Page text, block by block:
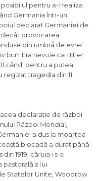
pentru a-l realiza.
Germania într-un
declarat Germaniei de
decât provocarea
din umbrã de evrei
bun. Era nevoie ca Hitler
când, pentru a putea
tragedia din 11
declarație de rãzboi
Rãzboi Mondial,
a dus la moartea
blocadã a durat pânã
1919, cãruia i s-a
pastoralã a lui
Statelor Unite, Woodrow